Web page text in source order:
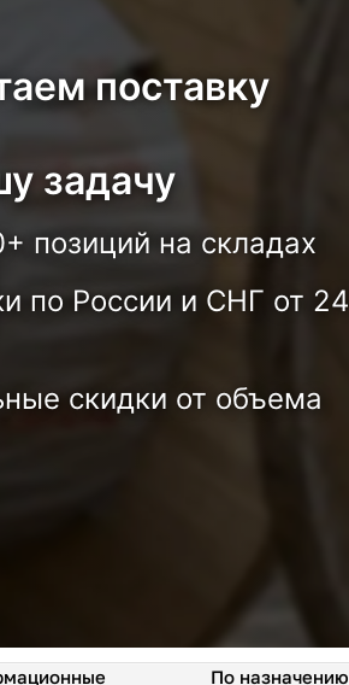
поставку
задачу
позиций на складах
по России и СНГ от 24
скидки от объема
По назначению